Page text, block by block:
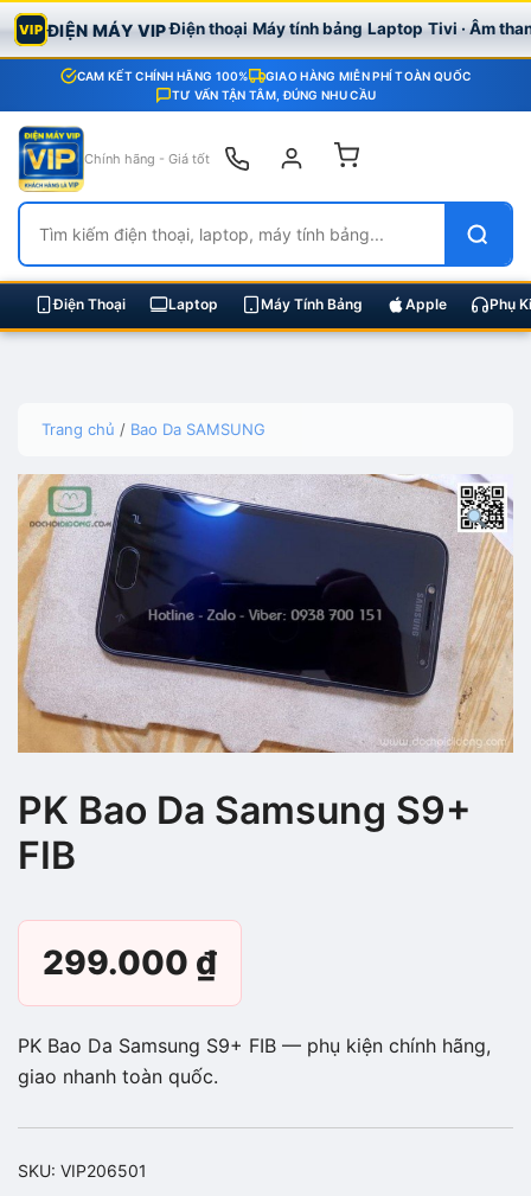
VIP ĐIỆN MÁY VIPĐiện thoại Máy tính bảng Laptop Tivi · Âm
CAM KẾT CHÍNH HÃNG 100%
GIAO HÀNG MIỄN PHÍ TOÀN QUỐC
TƯ VẤN TẬN TÂM, ĐÚNG NHU CẦU
Chính hãng - Giá tốt
Điện Thoại Laptop Máy Tính Bảng Apple Phụ
content
Trang chủ / Bao Da SAMSUNG
PK Bao Da Samsung S9+
FIB
299.000 ₫
PK Bao Da Samsung S9+ FIB — phụ kiện chính hãng,
giao nhanh toàn quốc.
SKU: VIP206501